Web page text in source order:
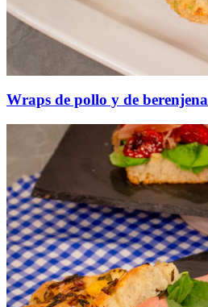
Wraps de pollo y de berenjena